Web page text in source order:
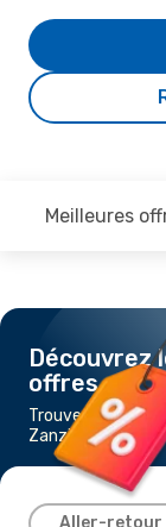
Meilleures
Découvrez
offres
Trouvez un vol
Zanzibar
Aller-retour